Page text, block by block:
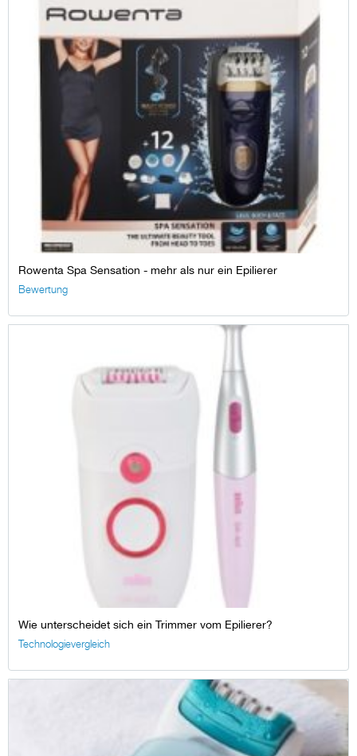
Rowenta Spa Sensation - mehr als nur ein Epilierer
Bewertung
Wie unterscheidet sich ein Trimmer vom Epilierer?
Technologievergleich